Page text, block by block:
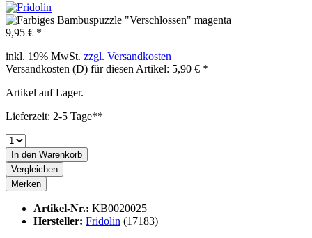
9,95 € *
inkl. 19% MwSt. zzgl. Versandkosten
Versandkosten (D) für diesen Artikel: 5,90 € *
Artikel auf Lager.
Lieferzeit: 2-5 Tage**
In den Warenkorb
Vergleichen
Merken
Artikel-Nr.: KB0020025
Hersteller: Fridolin (17183)